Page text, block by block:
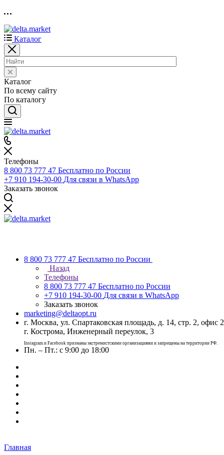
Каталог
Каталог
По всему сайту
По каталогу
Телефоны
8 800 73 777 47 Бесплатно по России
+7 910 194-30-00 Для связи в WhatsApp
Заказать звонок
8 800 73 777 47 Бесплатно по России
Назад
Телефоны
8 800 73 777 47 Бесплатно по России
+7 910 194-30-00 Для связи в WhatsApp
Заказать звонок
marketing@deltaopt.ru
г. Москва, ул. Спартаковская площадь, д. 14, стр. 2, офис
г. Кострома, Инженерный переулок, 3
Instagram и Facebook признаны экстремистскими организациями и запрещены на территории РФ.
Пн. – Пт.: с 9:00 до 18:00
Главная